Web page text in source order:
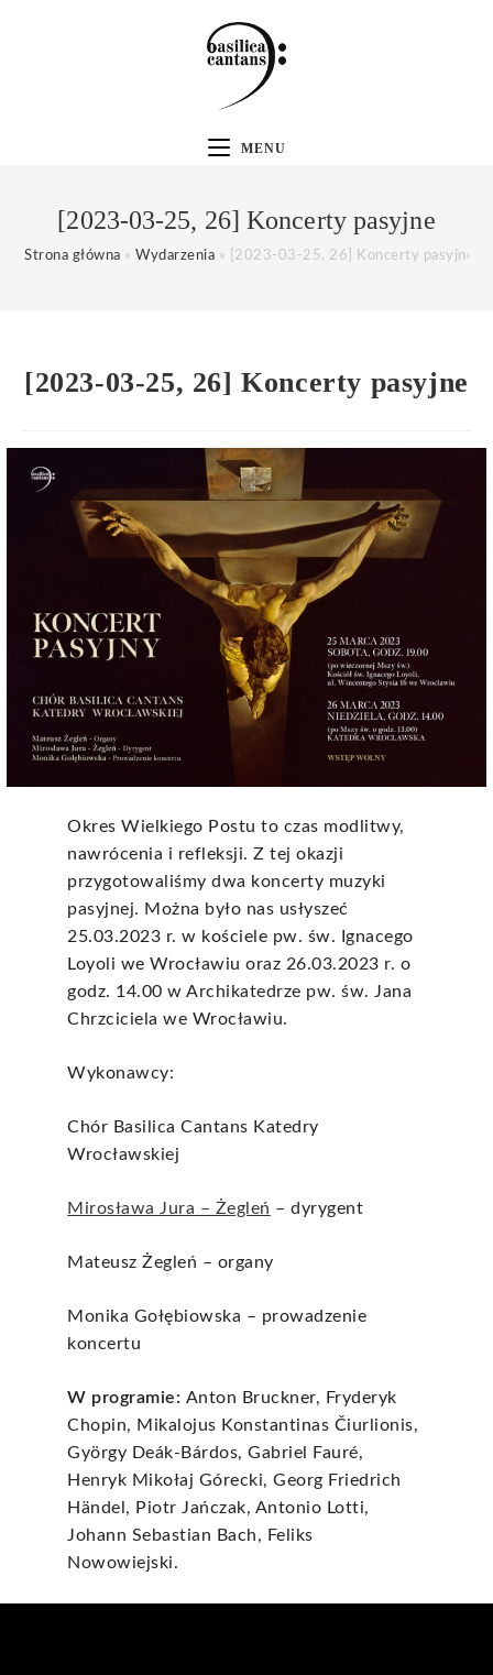
MENU
[2023-03-25, 26] Koncerty pasyjne
Strona główna »Wydarzenia » [2023-03-25, 26] Koncerty pasyjne
[2023-03-25, 26] Koncerty pasyjne
Okres Wielkiego Postu to czas modlitwy,
nawrócenia i refleksji. Z tej okazji
przygotowaliśmy dwa koncerty muzyki
pasyjnej. Można było nas usłyszeć
25.03.2023 r. w kościele pw. św. Ignacego
Loyoli we Wrocławiu oraz 26.03.2023 r. o
godz. 14.00 w Archikatedrze pw. św. Jana
Chrzciciela we Wrocławiu.
Wykonawcy:
Chór Basilica Cantans Katedry
Wrocławskiej
Mirosława Jura – Żegleń – dyrygent
Mateusz Żegleń – organy
Monika Gołębiowska – prowadzenie
koncertu
W programie: Anton Bruckner, Fryderyk
Chopin, Mikalojus Konstantinas Čiurlionis,
György Deák-Bárdos, Gabriel Fauré,
Henryk Mikołaj Górecki, Georg Friedrich
Händel, Piotr Jańczak, Antonio Lotti,
Johann Sebastian Bach, Feliks
Nowowiejski.